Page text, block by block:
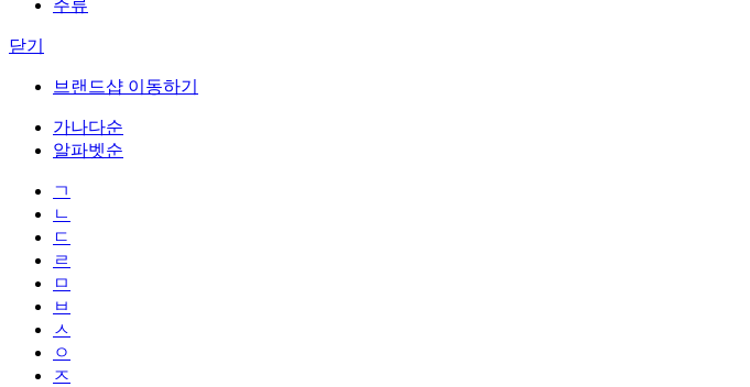
주류
닫기
브랜드샵 이동하기
가나다순
알파벳순
ㄱ
ㄴ
ㄷ
ㄹ
ㅁ
ㅂ
ㅅ
ㅇ
ㅈ